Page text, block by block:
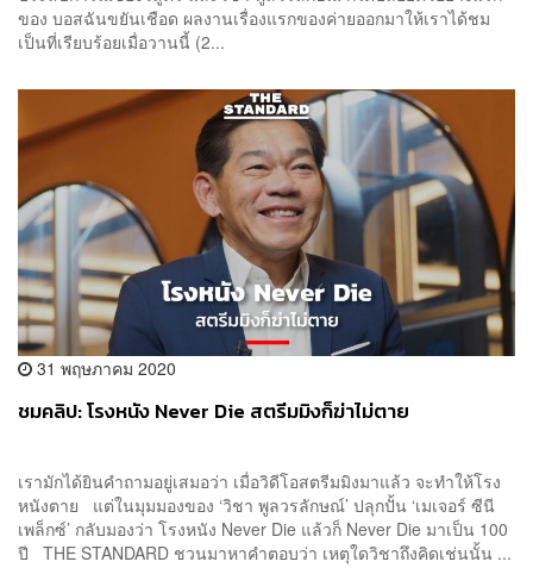
ของ บอสฉันขยันเชือด ผลงานเรื่องแรกของค่ายออกมาให้เราได้ชม
เป็นที่เรียบร้อยเมื่อวานนี้ (2...
31 พฤษภาคม 2020
ชมคลิป: โรงหนัง Never Die สตรีมมิงก็ฆ่าไม่ตาย
เรามักได้ยินคำถามอยู่เสมอว่า เมื่อวิดีโอสตรีมมิงมาแล้ว จะทำให้โรง
หนังตาย แต่ในมุมมองของ ‘วิชา พูลวรลักษณ์’ ปลุกปั้น ‘เมเจอร์ ซีนี
เพล็กซ์’ กลับมองว่า โรงหนัง Never Die แล้วก็ Never Die มาเป็น 100
ปี THE STANDARD ชวนมาหาคำตอบว่า เหตุใดวิชาถึงคิดเช่นนั้น ...